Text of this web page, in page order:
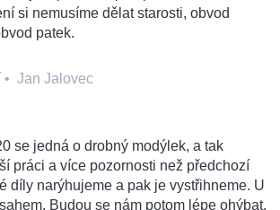
si nemusíme dělat starosti, obvod
patek.
• Jan Jalovec
se jedná o drobný modýlek, a tak
práci a více pozornosti než předchozí
díly narýhujeme a pak je vystřihneme. U
Budou se nám potom lépe ohýbat.